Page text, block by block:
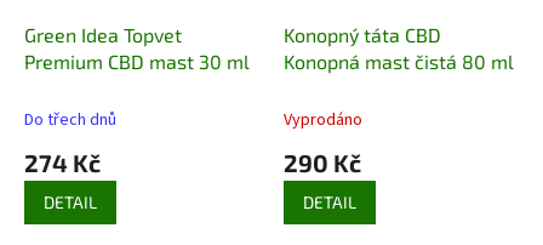
Green Idea Topvet
Premium CBD mast 30 ml
Do třech dnů
274 Kč
DETAIL
Konopný táta CBD
Konopná mast čistá 80 ml
Vyprodáno
290 Kč
DETAIL